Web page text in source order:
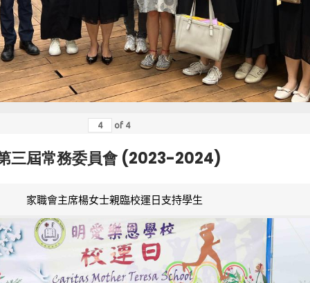
of 4
三屆常務委員會 (2023-2024)
家職會主席楊女士親臨校運日支持學生